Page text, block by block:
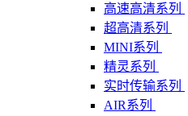
高速高清系列
超高清系列
MINI系列
精灵系列
实时传输系列
AIR系列